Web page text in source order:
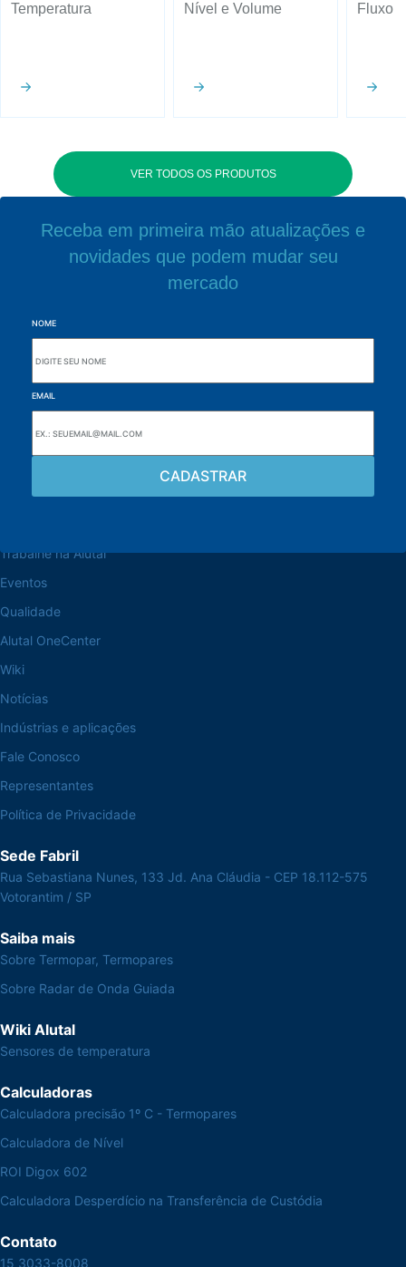
Temperatura Nível e Volume Fluxo
VER TODOS OS PRODUTOS
Receba em primeira mão atualizações e
novidades que podem mudar seu
mercado
NOME
EMAIL
Trabalhe na Alutal
Eventos
Qualidade
Alutal OneCenter
Wiki
Notícias
Indústrias e aplicações
Fale Conosco
Representantes
Política de Privacidade
Sede Fabril
Rua Sebastiana Nunes, 133 Jd. Ana Cláudia - CEP 18.112-575
Votorantim / SP
Saiba mais
Sobre Termopar, Termopares
Sobre Radar de Onda Guiada
Wiki Alutal
Sensores de temperatura
Calculadoras
Calculadora precisão 1º C - Termopares
Calculadora de Nível
ROI Digox 602
Calculadora Desperdício na Transferência de Custódia
Contato
15 3033-8008